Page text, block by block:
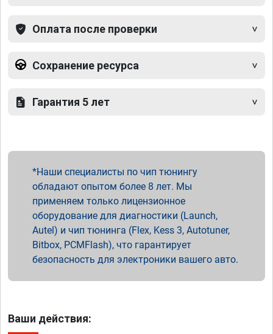
Оплата после проверки
Сохранение ресурса
Гарантия 5 лет
Наши специалисты по чип тюнингу
обладают опытом более 8 лет. Мы
применяем только лицензионное
оборудование для диагностики (Launch,
Autel) и чип тюнинга (Flex, Kess 3, Autotuner,
Bitbox, PCMFlash), что гарантирует
безопасность для электроники вашего авто.
Ваши действия: